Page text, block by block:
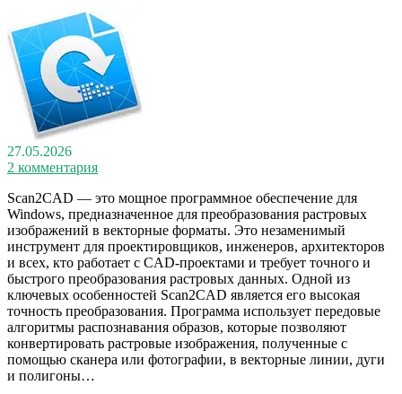
27.05.2026
2 комментария
Scan2CAD — это мощное программное обеспечение для
Windows, предназначенное для преобразования растровых
изображений в векторные форматы. Это незаменимый
инструмент для проектировщиков, инженеров, архитекторов
и всех, кто работает с CAD-проектами и требует точного и
быстрого преобразования растровых данных. Одной из
ключевых особенностей Scan2CAD является его высокая
точность преобразования. Программа использует передовые
алгоритмы распознавания образов, которые позволяют
конвертировать растровые изображения, полученные с
помощью сканера или фотографии, в векторные линии, дуги
и полигоны…